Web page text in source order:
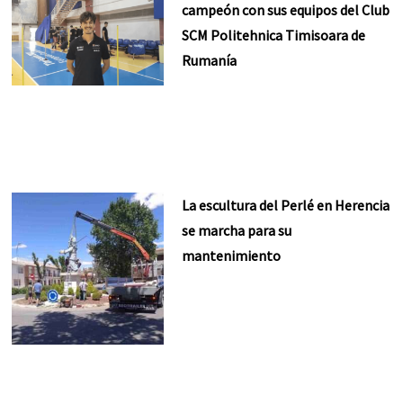
campeón con sus equipos del Club
SCM Politehnica Timisoara de
Rumanía
La escultura del Perlé en Herencia
se marcha para su
mantenimiento